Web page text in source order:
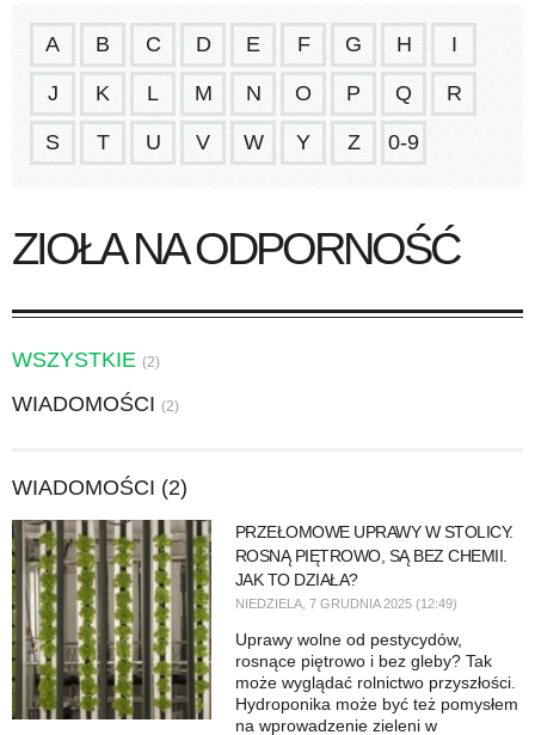
A B C D E F G H I
J K L M N O P Q R
S T U V W Y Z 0-9
ZIOŁA NA ODPORNOŚĆ
WSZYSTKIE (2)
WIADOMOŚCI (2)
WIADOMOŚCI (2)
PRZEŁOMOWE UPRAWY W STOLICY.
ROSNĄ PIĘTROWO, SĄ BEZ CHEMII.
JAK TO DZIAŁA?
NIEDZIELA, 7 GRUDNIA 2025 (12:49)
Uprawy wolne od pestycydów,
rosnące piętrowo i bez gleby? Tak
może wyglądać rolnictwo przyszłości.
Hydroponika może być też pomysłem
na wprowadzenie zieleni w